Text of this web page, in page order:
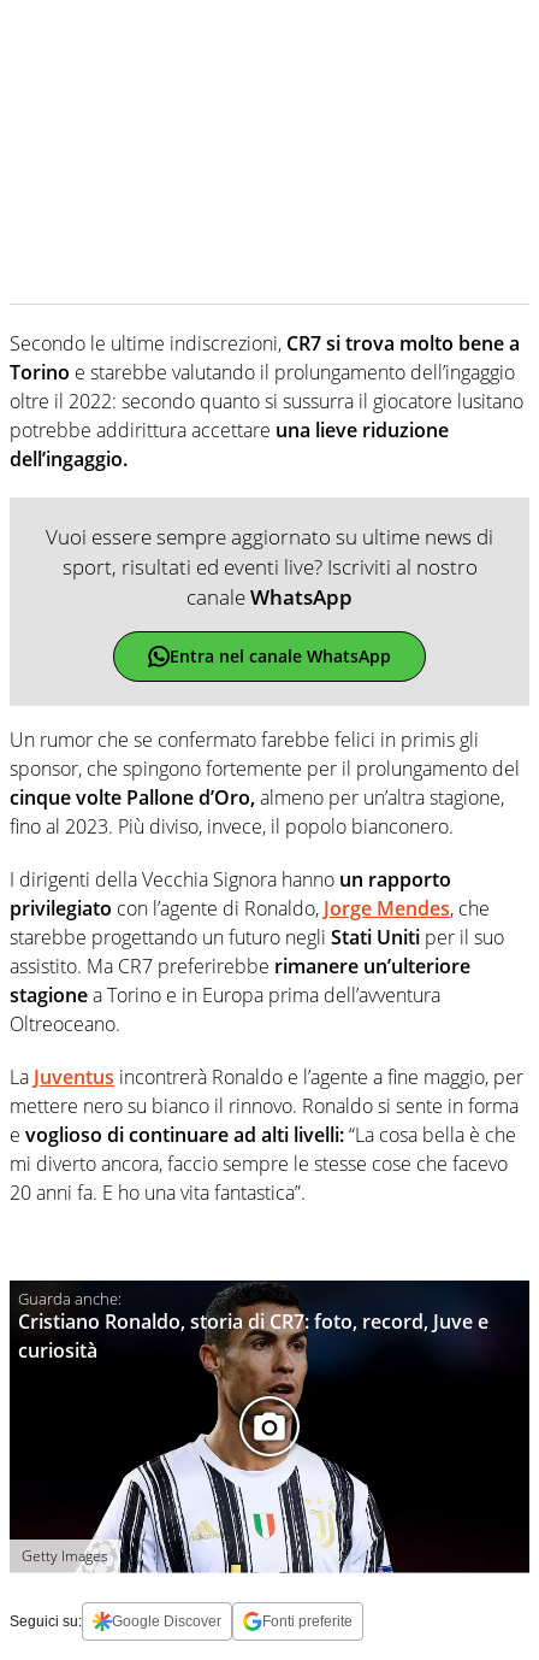
Secondo le ultime indiscrezioni, CR7 si trova molto bene a
Torino e starebbe valutando il prolungamento dell’ingaggio
oltre il 2022: secondo quanto si sussurra il giocatore lusitano
potrebbe addirittura accettare una lieve riduzione
dell’ingaggio.
Vuoi essere sempre aggiornato su ultime news di
sport, risultati ed eventi live? Iscriviti al nostro
canaleWhatsApp
Entra nel canale WhatsApp
Un rumor che se confermato farebbe felici in primis gli
sponsor, che spingono fortemente per il prolungamento del
cinque volte Pallone d’Oro,almeno per un’altra stagione,
fino al 2023. Più diviso, invece, il popolo bianconero.
I dirigenti della Vecchia Signora hanno un rapporto
privilegiato con l’agente di Ronaldo, Jorge Mendes, che
starebbe progettando un futuro negli Stati Uniti per il suo
assistito. Ma CR7 preferirebbe rimanere un’ulteriore
stagionea Torino e in Europa prima dell’avventura
Oltreoceano.
La Juventus incontrerà Ronaldo e l’agente a fine maggio, per
mettere nero su bianco il rinnovo. Ronaldo si sente in forma
e voglioso di continuare ad alti livelli:“La cosa bella è che
mi diverto ancora, faccio sempre le stesse cose che facevo
20 anni fa. E ho una vita fantastica”.
Cristiano Ronaldo, storia di CR7: foto, record, Juve e
curiosità
Getty Images
Seguici su: Google Discover Fonti preferite